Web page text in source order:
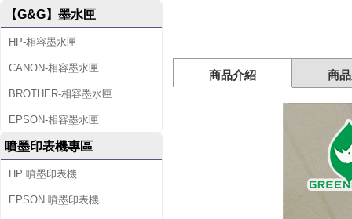
黃
高
容
量
環
保
【G&G】墨水匣
HP-相容墨水匣
CANON-相容墨水匣
BROTHER-相容墨水匣
EPSON-相容墨水匣
噴墨印表機專區
HP 噴墨印表機
EPSON 噴墨印表機
商品介紹 商